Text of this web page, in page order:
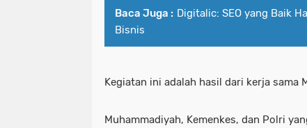
Baca Juga : Digitalic: SEO yang Baik
Bisnis
Kegiatan ini adalah hasil dari kerja sama
Muhammadiyah, Kemenkes, dan Polri